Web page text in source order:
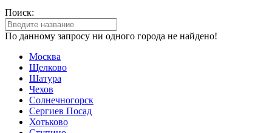
Поиск:
По данному запросу ни одного города не найдено!
Москва
Щелково
Шатура
Чехов
Солнечногорск
Сергиев Посад
Хотьково